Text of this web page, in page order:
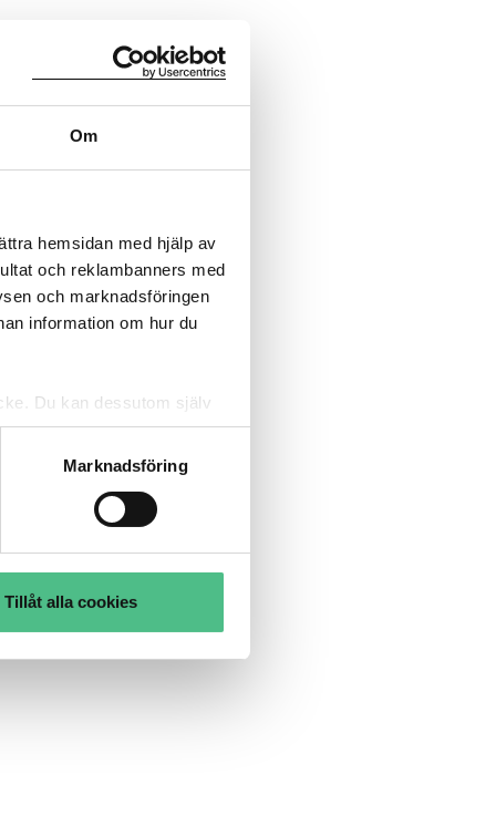
Om
hemsidan med hjälp av
och reklambanners med
och marknadsföringen
information om hur du
Du kan dessutom själv
Marknadsföring
Tillåt alla cookies